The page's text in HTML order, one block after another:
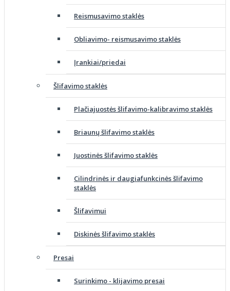
Reismusavimo staklės
Obliavimo- reismusavimo staklės
Įrankiai/priedai
Šlifavimo staklės
Plačiajuostės šlifavimo-kalibravimo staklės
Briaunų šlifavimo staklės
Juostinės šlifavimo staklės
Cilindrinės ir daugiafunkcinės šlifavimo
staklės
Šlifavimui
Diskinės šlifavimo staklės
Presai
Surinkimo - klijavimo presai